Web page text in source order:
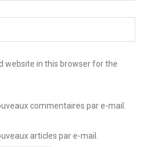
website in this browser for the
commentaires par e-mail.
articles par e-mail.